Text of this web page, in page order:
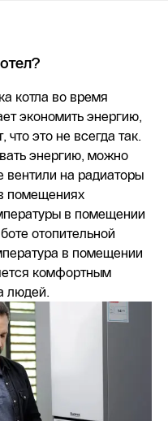
котла во время
экономить энергию,
это не всегда так.
энергию, можно
вентили на радиаторы
помещениях
в помещении
отопительной
в помещении
комфортным
людей.